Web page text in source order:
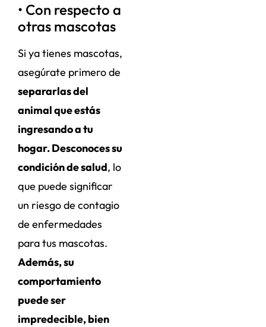
• Con respecto a
otras mascotas
Si ya tienes mascotas,
asegúrate primero de
separarlas del
animal que estás
ingresando a tu
hogar. Desconoces su
condición de salud, lo
que puede significar
un riesgo de contagio
de enfermedades
para tus mascotas.
Además, su
comportamiento
puede ser
impredecible, bien